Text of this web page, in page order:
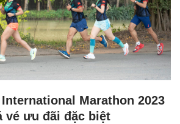
Marathon 2023
vé ưu đãi đặc biệt